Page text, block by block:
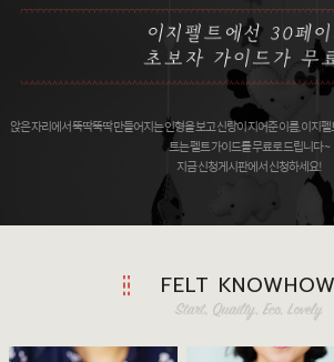
앉은 자리에서 뚝딱뚝딱 만들어지는 인형을 보고 신랑이 지어준 이름, 이지
트는 펠트 가이드를 무료로 드립니다 ~
지금 신청게시판에서 신청하세요!
FELT KNOWHOW